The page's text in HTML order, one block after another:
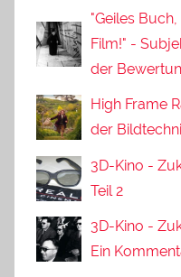
"Geiles
Film!" -
der
High Frame
der
3D-Kino -
Teil 2
3D-Kino -
Ein